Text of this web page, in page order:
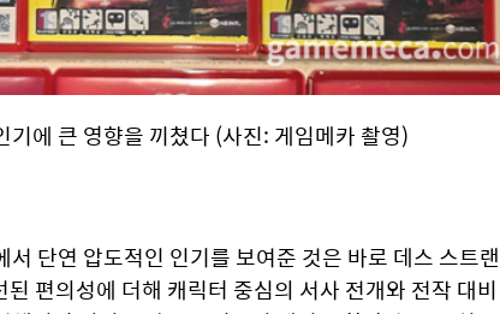
에 큰 영향을 끼쳤다 (사진: 게임메카 촬영)
단연 압도적인 인기를 보여준 것은 바로 데스 스트
편의성에 더해 캐릭터 중심의 서사 전개와 전작 대비